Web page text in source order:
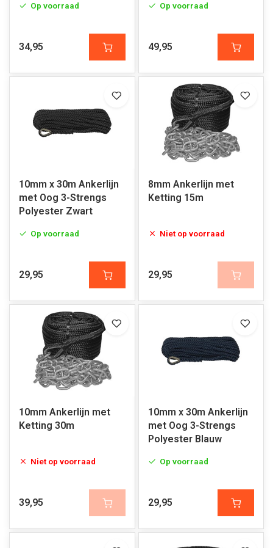
Op voorraad
34,95
Op voorraad
49,95
10mm x 30m Ankerlijn
met Oog 3-Strengs
Polyester Zwart
Op voorraad
29,95
8mm Ankerlijn met
Ketting 15m
Niet op voorraad
29,95
10mm Ankerlijn met
Ketting 30m
Niet op voorraad
39,95
10mm x 30m Ankerlijn
met Oog 3-Strengs
Polyester Blauw
Op voorraad
29,95